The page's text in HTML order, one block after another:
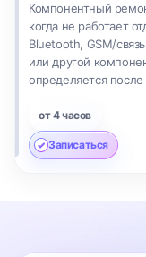
Компонентный
когда не работает
Bluetooth, GSM/
или другой
определяется
от 4 часов
Записаться